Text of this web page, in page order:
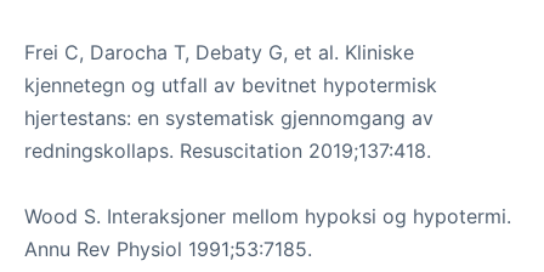
Frei C, Darocha T, Debaty G, et al. Kliniske
kjennetegn og utfall av bevitnet hypotermisk
hjertestans: en systematisk gjennomgang av
redningskollaps. Resuscitation 2019;137:418.
Wood S. Interaksjoner mellom hypoksi og hypotermi.
Annu Rev Physiol 1991;53:7185.